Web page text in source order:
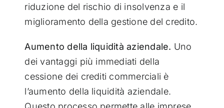
riduzione del rischio di insolvenza e il
miglioramento della gestione del credito.
Aumento della liquidità aziendale. Uno
dei vantaggi più immediati della
cessione dei crediti commerciali è
l’aumento della liquidità aziendale.